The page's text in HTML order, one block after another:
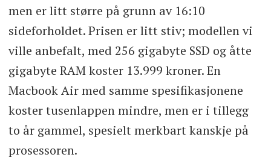
men er litt større på grunn av 16:10
sideforholdet. Prisen er litt stiv; modellen vi
ville anbefalt, med 256 gigabyte SSD og åtte
gigabyte RAM koster 13.999 kroner. En
Macbook Air med samme spesifikasjonene
koster tusenlappen mindre, men er i tillegg
to år gammel, spesielt merkbart kanskje på
prosessoren.